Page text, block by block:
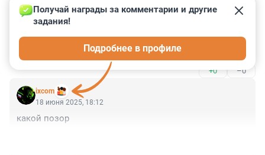
Гость
Когда появится?
+0 –0
ixcom
Получай награды за комментарии и другие
задания!
Подробнее в профиле
18 июня 2025, 18:12
какой позор